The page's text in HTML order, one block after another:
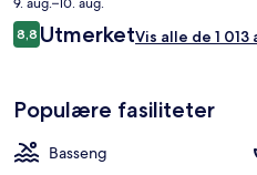
trikkeholdeplass og 7 minutter å gå
trikkeholdeplass.
er
1 347 kr
Anmeldelser
8,88,8 av 10 –
UtmerketVis alle de 1
Populære fasiliteter
Basseng